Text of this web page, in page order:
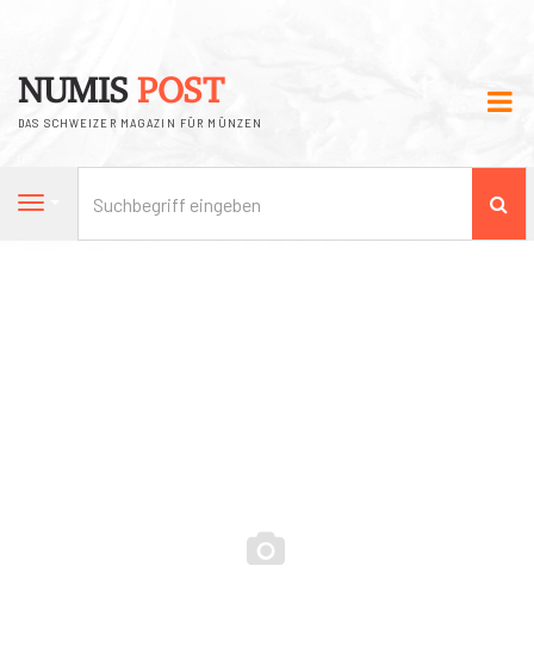
NUMIS POST
DAS SCHWEIZER MAGAZIN FÜR MÜNZEN
Navigation